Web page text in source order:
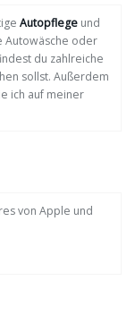
Autopflege und
Autowäsche oder
du zahlreiche
sollst. Außerdem
ich auf meiner
von Apple und